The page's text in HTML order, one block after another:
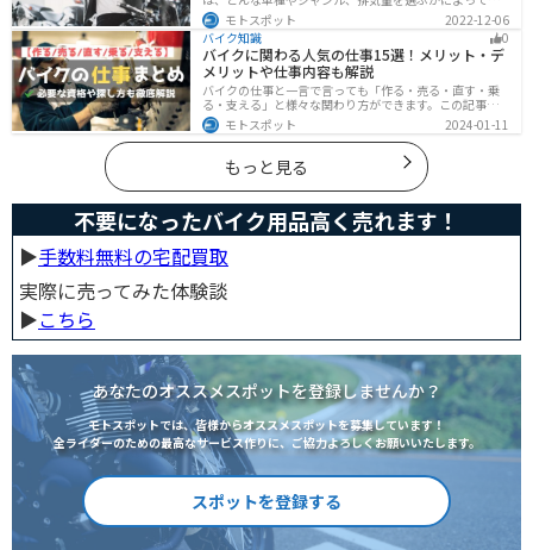
後の楽しみ方が大きく変わるものなので、初めての愛車
選びはとても重要です。この記事ではそんなバイク選び
のオススメポイントをお伝えします。
モトスポット
2022-12-06
バイク知識
0
バイクに関わる人気の仕事15選！メリット・デ
メリットや仕事内容も解説
バイクの仕事と一言で言っても「作る・売る・直す・乗
る・支える」と様々な関わり方ができます。この記事で
は、バイクに関わる人気の仕事をジャンル別に紹介しま
す。必要な資格や探し方も解説しますので、自分のなり
たい姿をイメージして探してみてください。
モトスポット 2024-01-11
もっと見る
不要になったバイク用品高く売れます！
▶︎手数料無料の宅配買取
実際に売ってみた体験談
▶︎こちら
あなたのオススメスポットを登録しませんか？
モトスポットでは、皆様からオススメスポットを募集しています！
全ライダーのための最高なサービス作りに、ご協力よろしくお願いいたします。
スポットを登録する